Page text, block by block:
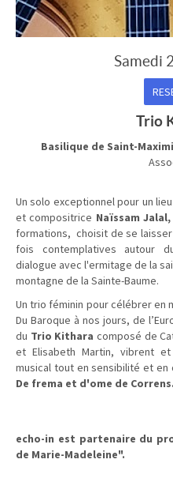
Samedi
Trio
Basilique de Saint-
Un solo exceptionnel pour un
et compositrice Naïssam Jalal,
formations, choisit de se
fois contemplatives autour
dialogue avec l'ermitage de la
montagne de la Sainte-Baume.
Un trio féminin pour célébrer en
Du Baroque à nos jours, de
du Trio Kithara composé de
et Elisabeth Martin, vibrent
musical tout en sensibilité et en
De frema et d'ome de Correns.
echo-in est partenaire du
de Marie-Madeleine".